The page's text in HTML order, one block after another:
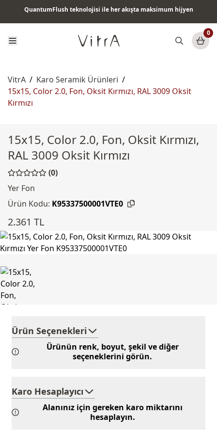
QuantumFlush teknolojisi ile her akışta maksimum hijyen
0
VitrA / Karo Seramik Ürünleri /
15x15, Color 2.0, Fon, Oksit Kırmızı, RAL 3009 Oksit
Kırmızı
15x15, Color 2.0, Fon, Oksit Kırmızı,
RAL 3009 Oksit Kırmızı
(0)
Yer Fon
Ürün Kodu: K95337500001VTE0
2.361 TL
Ürün Seçenekleri
Ürünün renk, boyut, şekil ve diğer
seçeneklerini görün.
Karo Hesaplayıcı
Alanınız için gereken karo miktarını
hesaplayın.